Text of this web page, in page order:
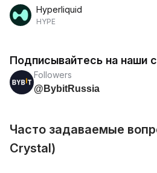
Hyperliquid
HYPE
Подписывайтесь на наши
Followers
@BybitRussia
Часто задаваемые
Crystal)